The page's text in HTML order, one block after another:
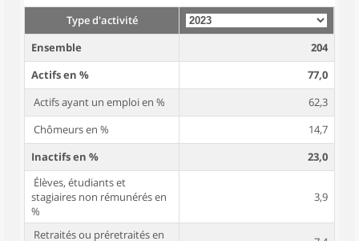
Type d'activité
Ensemble
204
Actifs en %
77,0
Actifs ayant un emploi en %
62,3
Chômeurs en %
14,7
Inactifs en %
23,0
Élèves, étudiants et
stagiaires non rémunérés en
%
3,9
Retraités ou préretraités en